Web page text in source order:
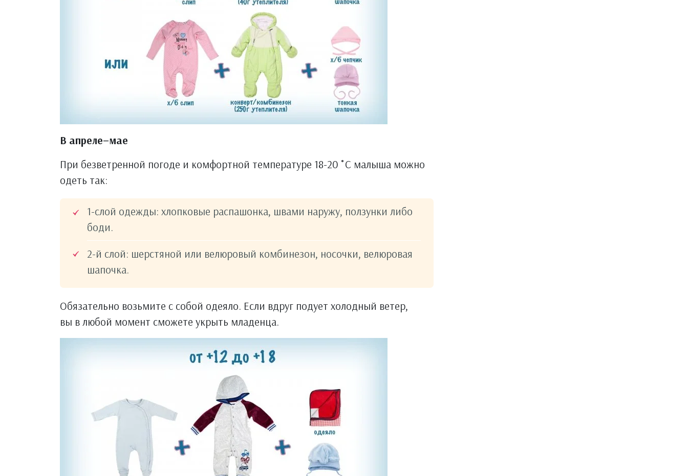
В апреле–мае
При безветренной погоде и комфортной температуре 18-20 ˚С малыша можно
одеть так:
1-слой одежды: хлопковые распашонка, швами наружу, ползунки либо
боди.
2-й слой: шерстяной или велюровый комбинезон, носочки, велюровая
шапочка.
Обязательно возьмите с собой одеяло. Если вдруг подует холодный ветер,
вы в любой момент сможете укрыть младенца.